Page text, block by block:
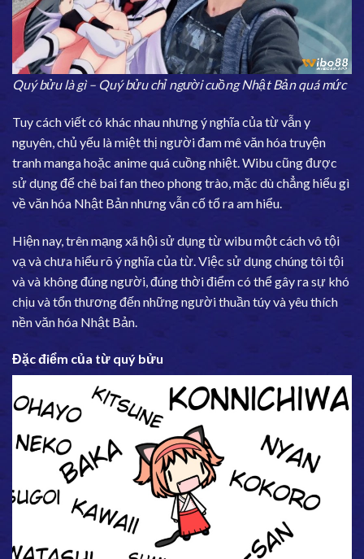
Quý bửu là gì – Quý bửu chỉ người cuồng Nhật Bản quá mức
Tuy cách viết có khác nhau nhưng ý nghĩa của từ vẫn y
nguyên, chủ yếu là miệt thị người đam mê văn hóa truyện
tranh manga hoặc anime quá cuồng nhiệt. Wibu cũng được
sử dụng để chê bai fan theo phong trào, mặc dù chẳng hiểu gì
về văn hóa Nhật Bản nhưng vẫn cố tổ ra am hiểu.
Hiện nay, trên mạng xã hội sử dụng từ wibu một cách vô tội
vạ và chưa hiểu rõ ý nghĩa của từ. Việc sử dụng chúng tôi tội
và và không đúng người, đúng thời điểm có thể gây ra sự khó
chịu và tổn thương đến những người thuần túy và yêu thích
nền văn hóa Nhật Bản.
Đặc điểm của từ quý bửu